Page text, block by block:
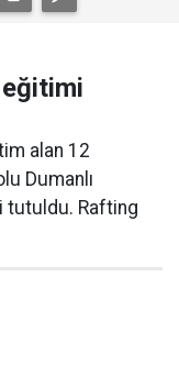
alan 12
Dumanlı
tutuldu. Rafting